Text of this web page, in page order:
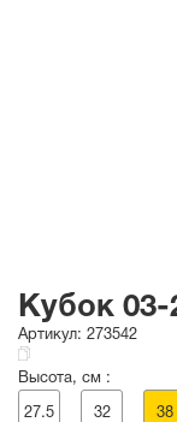
Кубок
Артикул: 273542
Высота, см :
27.5 32 38